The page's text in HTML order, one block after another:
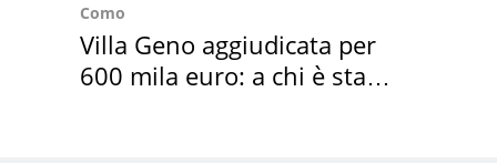
Como
Villa Geno aggiudicata per
600 mila euro: a chi è stata